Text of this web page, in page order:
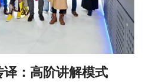
：高阶讲解模式